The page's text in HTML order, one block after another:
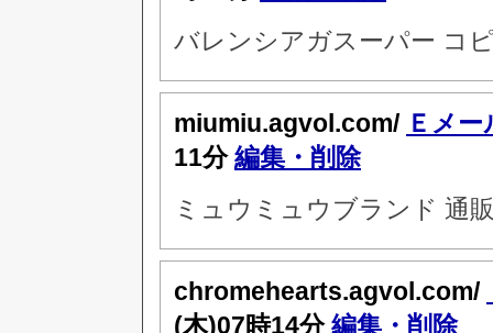
バレンシアガスーパー コ
miumiu.agvol.com/ Ｅメー
11分編集・削除
ミュウミュウブランド 通
chromehearts.agvol.com/
(木)07時14分編集・削除